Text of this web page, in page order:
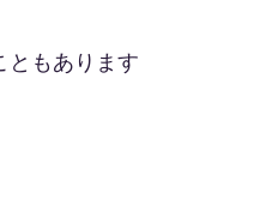
ともあります